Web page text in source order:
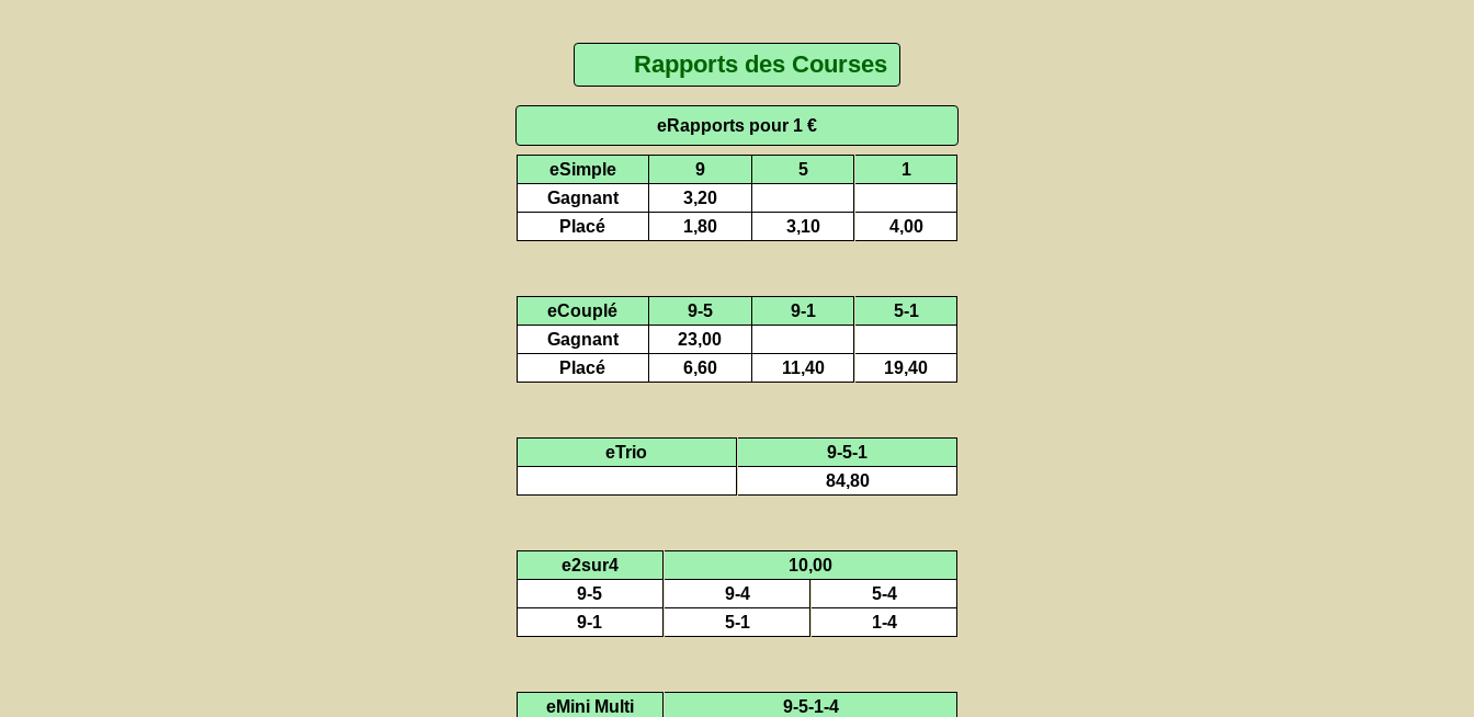
Rapports des Courses
eRapports pour 1 €
eSimple 9 5
1
Gagnant
3,20
Placé
1,80 3,10 4,00
eCouplé 9-5 9-1
5-1
Gagnant
23,00
Placé
6,60 11,40 19,40
eTrio
9-5-1
84,80
e2sur4
10,00
9-5
9-4
5-4
9-1
5-1 1-4
eMini Multi
9-5-1-4